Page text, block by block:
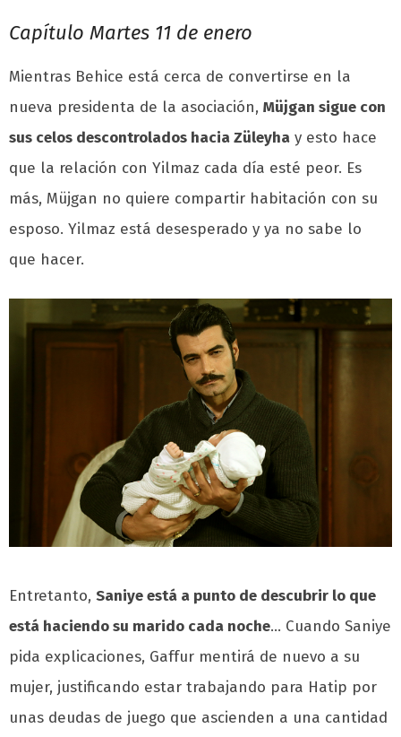
Capítulo Martes 11 de enero
Mientras Behice está cerca de convertirse en la
nueva presidenta de la asociación, Müjgan sigue con
sus celos descontrolados hacia Züleyha y esto hace
que la relación con Yilmaz cada día esté peor. Es
más, Müjgan no quiere compartir habitación con su
esposo. Yilmaz está desesperado y ya no sabe lo
que hacer.
Entretanto, Saniye está a punto de descubrir lo que
está haciendo su marido cada noche… Cuando Saniye
pida explicaciones, Gaffur mentirá de nuevo a su
mujer, justificando estar trabajando para Hatip por
unas deudas de juego que ascienden a una cantidad